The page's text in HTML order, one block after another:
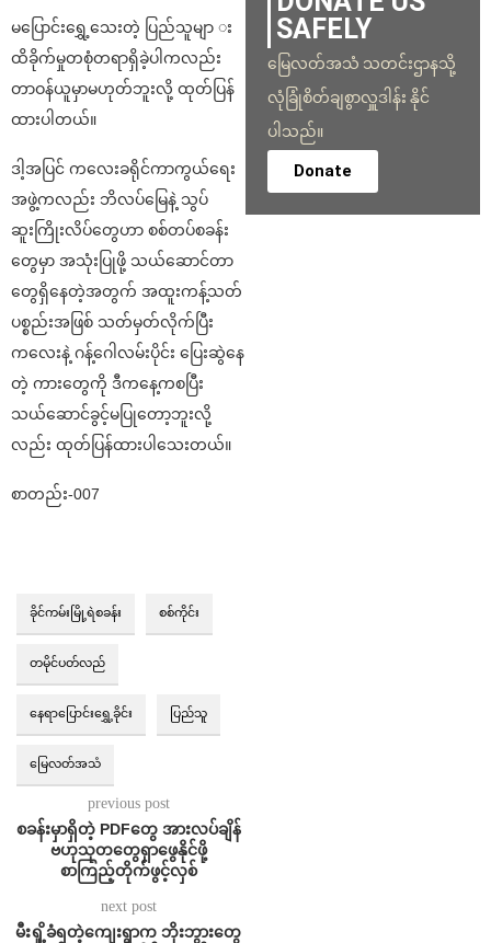
မပြောင်းရွှေ့သေးတဲ့ ပြည်သူမျာ း
ထိခိုက်မှုတစုံတရာရှိခဲ့ပါကလည်း
တာဝန်ယူမှာမဟုတ်ဘူးလို့ ထုတ်ပြန်
ထားပါတယ်။
ဒါ့အပြင် ကလေးခရိုင်ကာကွယ်ရေး
အဖွဲ့ကလည်း ဘိလပ်မြေနဲ့ သွပ်
ဆူးကြိုးလိပ်တွေဟာ စစ်တပ်စခန်း
တွေမှာ အသုံးပြုဖို့ သယ်ဆောင်တာ
တွေရှိနေတဲ့အတွက် အထူးကန့်သတ်
ပစ္စည်းအဖြစ် သတ်မှတ်လိုက်ပြီး
ကလေးနဲ့ ဂန့်ဂေါလမ်းပိုင်း ပြေးဆွဲနေ
တဲ့ ကားတွေကို ဒီကနေ့ကစပြီး
သယ်ဆောင်ခွင့်မပြုတော့ဘူးလို့
လည်း ထုတ်ပြန်ထားပါသေးတယ်။
စာတည်း-007
ခိုင်ကမ်းမြို့ရဲစခန်း စစ်ကိုင်း
တမိုင်ပတ်လည်
နေရာပြောင်းရွှေ့ခိုင်း ပြည်သူ
မြေလတ်အသံ
previous post
စခန်းမှာရှိတဲ့ PDFတွေ အားလပ်ချိန်
ဗဟုသုတတွေရှာဖွေနိုင်ဖို့
စာကြည့်တိုက်ဖွင့်လှစ်
next post
မီးရှို့ခံရတဲ့ကျေးရွာက ဘိုးဘွားတွေ
SAFELY
မြေလတ်အသံ သတင်းဌာနသို့
လုံခြုံစိတ်ချစွာလှူဒါန်း နိုင်
ပါသည်။
Donate